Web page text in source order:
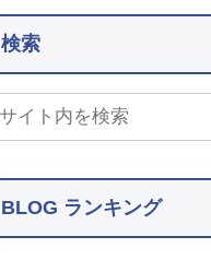
検索
BLOG ランキング